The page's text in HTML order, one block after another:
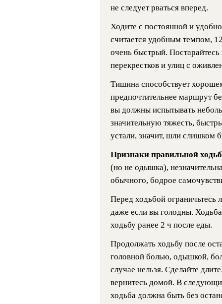
не следует рваться вперед.
Ходите с постоянной и
считается удобным темпом,
очень быстрый.
перекрестков и улиц с
Тишина способствует
предпочтительнее маршрут
вы должны испытывать
значительную тяжесть,
устали, значит, шли слишком
Признаки правильной
(но не одышка),
обычного, бодрое
Перед ходьбой ограничьтесь
даже если вы голодны.
ходьбу ранее 2 ч после еды.
Продолжать ходьбу после
головной болью, одышкой,
случае нельзя. Сделайте
вернитесь домой. В
ходьба должна быть без